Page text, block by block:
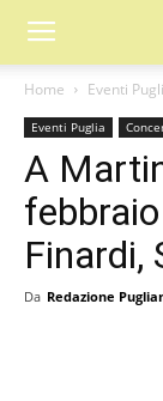
Home Eventi
Eventi Puglia
A
Finardi,
Da Redazione